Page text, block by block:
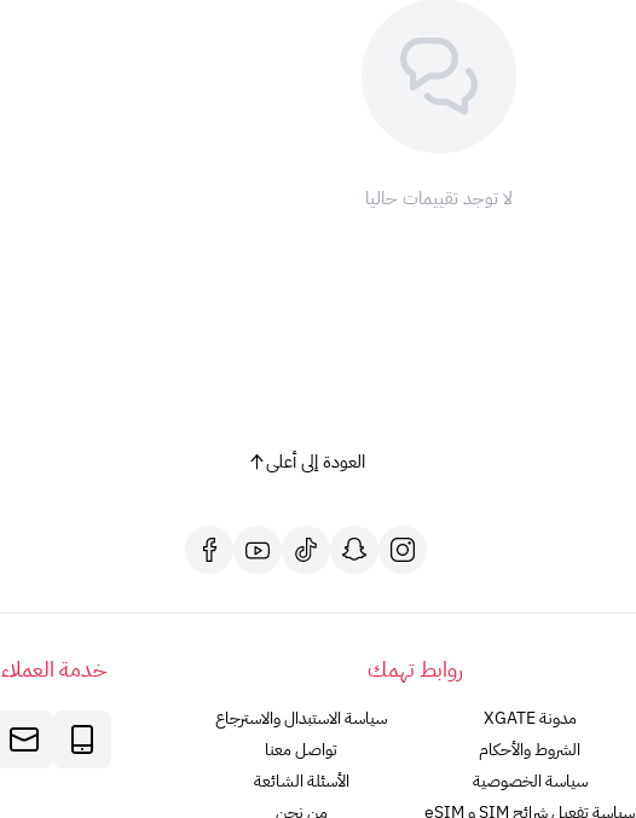
لا توجد تقييمات حاليا
العودة إلى أعلى
روابط تهمك
مدونة XGATE
الشروط والأحكام
سياسة الخصوصية
سياسة تفعيل شرائح SIM و eSIM
سياسة الاستبدال والاسترجاع
تواصل معنا
الأسئلة الشائعة
من نحن
خدمة العملاء